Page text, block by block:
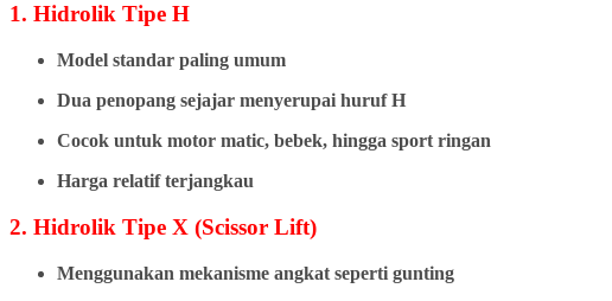
1. Hidrolik Tipe H
Model standar paling umum
Dua penopang sejajar menyerupai huruf H
Cocok untuk motor matic, bebek, hingga sport ringan
Harga relatif terjangkau
2. Hidrolik Tipe X (Scissor Lift)
Menggunakan mekanisme angkat seperti gunting